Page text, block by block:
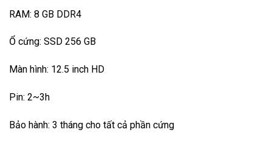
RAM: 8 GB DDR4
Ổ cứng: SSD 256 GB
Màn hình: 12.5 inch HD
Pin: 2~3h
Bảo hành: 3 tháng cho tất cả phần cứng